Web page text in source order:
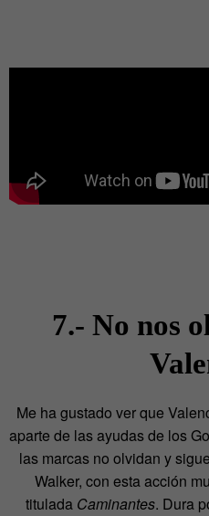
7.- No nos
Me ha gustado ver que
aparte de las ayudas de los
las marcas no olvidan y
Walker, con esta acción
titulada Caminantes. Dura